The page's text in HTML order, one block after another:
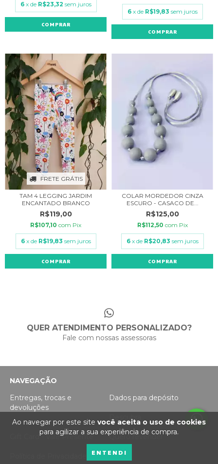
Ao navegar por este site você aceita o uso de cookies
para agilizar a sua experiência de compra.
ENTENDI
6 x de R$23,32 sem juros
COMPRAR
6 x de R$19,83 sem juros
COMPRAR
FRETE GRÁTIS
TAM 4 LEGGING JARDIM
ENCANTADO BRANCO
R$119,00
R$107,10 com Pix
6 x de R$19,83 sem juros
COMPRAR
COLAR MORDEDOR CINZA
ESCURO - CASACO DE...
R$125,00
R$112,50 com Pix
6 x de R$20,83 sem juros
QUER ATENDIMENTO PERSONALIZADO?
Fale com nossas assessoras
NAVEGAÇÃO
Entregas, trocas e
devoluções
Dados para depósito
Descubra
Gift Card - Vale Presente Quero revender
Blog